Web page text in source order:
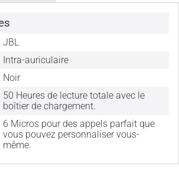
JBL
Intra-auriculaire
Noir
50 Heures de lecture totale avec le
boîtier de chargement.
6 Micros pour des appels parfait que
vous pouvez personnaliser vous-
même.